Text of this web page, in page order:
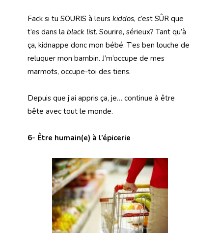
Fack si tu SOURIS à leurs kiddos, c’est SÛR que
t’es dans la black list. Sourire, sérieux? Tant qu’à
ça, kidnappe donc mon bébé. T’es ben louche de
reluquer mon bambin. J’m’occupe de mes
marmots, occupe-toi des tiens.
Depuis que j’ai appris ça, je… continue à être
bête avec tout le monde.
6- Être humain(e) à l’épicerie